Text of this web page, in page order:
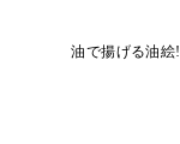
油で揚げる油